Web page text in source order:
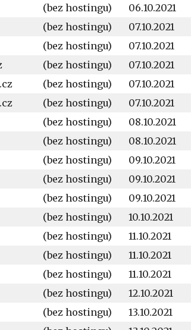
(bez hostingu)
06.10.2021
(bez hostingu)
07.10.2021
(bez hostingu)
07.10.2021
(bez hostingu)
07.10.2021
(bez hostingu)
07.10.2021
(bez hostingu)
07.10.2021
(bez hostingu)
08.10.2021
(bez hostingu)
08.10.2021
(bez hostingu)
09.10.2021
(bez hostingu)
09.10.2021
(bez hostingu)
09.10.2021
(bez hostingu)
10.10.2021
(bez hostingu)
11.10.2021
(bez hostingu)
11.10.2021
(bez hostingu)
11.10.2021
(bez hostingu)
12.10.2021
(bez hostingu)
13.10.2021